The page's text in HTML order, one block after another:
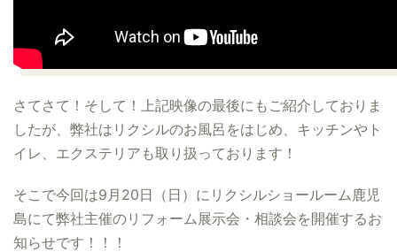
さてさて！そして！上記映像の最後にもご紹介しておりま
したが、弊社はリクシルのお風呂をはじめ、キッチンやト
イレ、エクステリアも取り扱っております！
そこで今回は9月20日（日）にリクシルショールーム鹿児
島にて弊社主催のリフォーム展示会・相談会を開催するお
知らせです！！！